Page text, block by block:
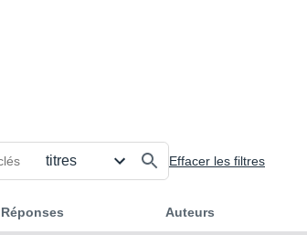
Effacer les filtres
Réponses Auteurs